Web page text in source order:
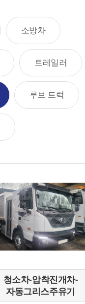
소방차
트레일러
루브 트럭
청소차-압착진개차-
자동그리스주유기